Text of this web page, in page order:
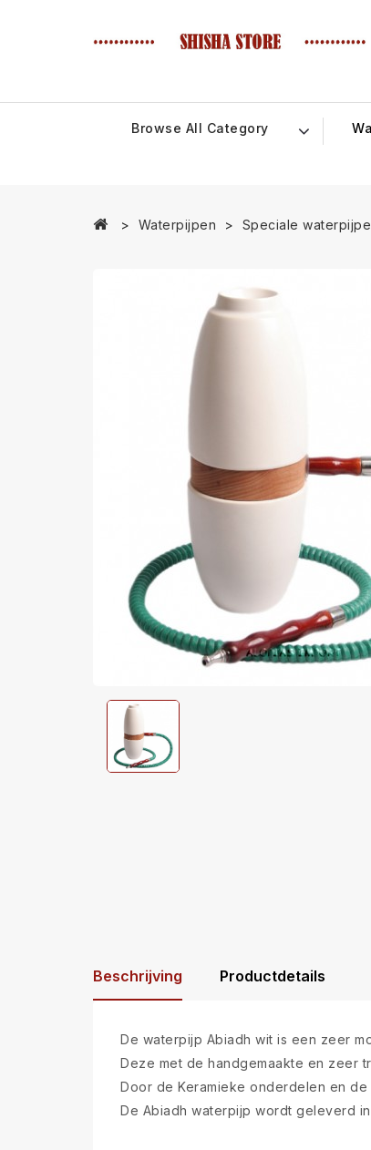
Browse All Category
Waterpijpen Speciale
Beschrijving Productdetails
De waterpijp Abiadh wit is een zeer
Deze met de handgemaakte en zeer
Door de Keramieke onderdelen en
De Abiadh waterpijp wordt geleverd